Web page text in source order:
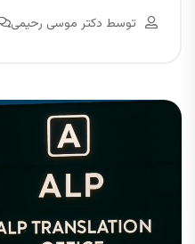
توسط دکتر موسی رحیمی